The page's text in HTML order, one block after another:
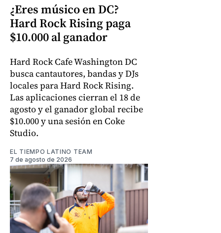
¿Eres músico en DC?
Hard Rock Rising paga
$10.000 al ganador
Hard Rock Cafe Washington DC
busca cantautores, bandas y DJs
locales para Hard Rock Rising.
Las aplicaciones cierran el 18 de
agosto y el ganador global recibe
$10.000 y una sesión en Coke
Studio.
EL TIEMPO LATINO TEAM
7 de agosto de 2026